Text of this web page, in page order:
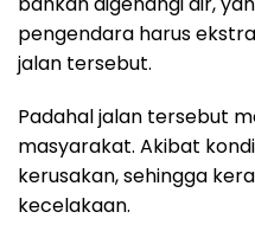
pengendara harus
jalan tersebut.
Padahal jalan tersebut
masyarakat. Akibat
kerusakan, sehingga
kecelakaan.